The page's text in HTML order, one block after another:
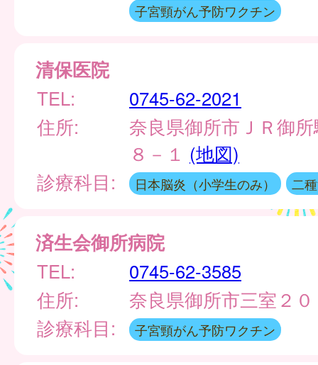
子宮頸がん予防ワクチン
清保医院
TEL:
0745-62-2021
住所:
奈良県御所市ＪＲ御
８－１ (地図)
診療科目:
日本脳炎（小学生のみ） 二
済生会御所病院
TEL:
0745-62-3585
住所:
奈良県御所市三室２０
診療科目:
子宮頸がん予防ワクチン